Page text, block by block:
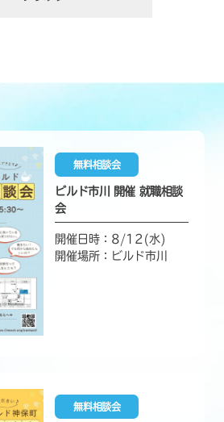
無料相談会
ビルド市川 開催 就職相談
会
開催日時：8/12(水)
開催場所：ビルド市川
無料相談会